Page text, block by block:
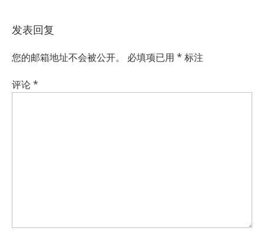
发表回复
您的邮箱地址不会被公开。 必填项已用 * 标注
评论*